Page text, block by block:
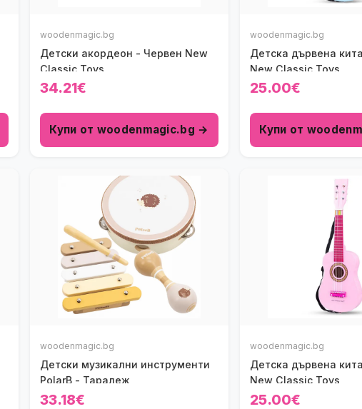
woodenmagic.bg
Детски акордеон - Червен New
Classic Toys
34.21€
Купи от woodenmagic.bg →
woodenmagic.bg
Детска дървена
New Classic Toys
25.00€
Купи от
woodenmagic.bg
Детски музикални инструменти
PolarB - Таралеж
33.18€
woodenmagic.bg
Детска дървена
New Classic Toys
25.00€